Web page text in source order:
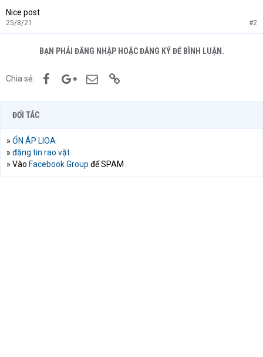
Nice post
25/8/21 #2
BẠN PHẢI ĐĂNG NHẬP HOẶC ĐĂNG KÝ ĐỂ BÌNH LUẬN.
Chia sẻ: FacebookGoogle+Email
ĐỐI TÁC
» ỔN ÁP LIOA
» đăng tin rao vặt
» Vào Facebook Group để SPAM